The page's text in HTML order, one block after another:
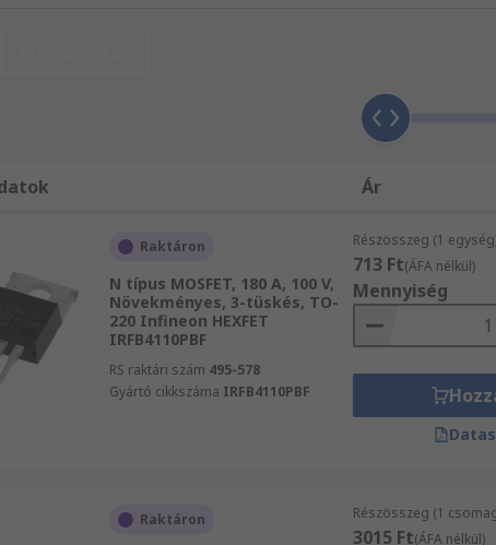
és bővítésiA lemeülési MOSFETek zárt kapcsolóként
esetén leáll.a továbbfejlesztett MOSFET-EK
N-csatornás vagy p-csatornás változatban kaphatók.
Ha feszültséget kap a kapu és a forrás érintkezői
A leeresztő és a forrás közötti ellenállás is változik.
ellenállás a csatornától a forrásig csökken.A teljesítmény
őket.
Ár
Raktáron
N típus MOSFET, 180 A, 100 V,
Növekményes, 3-tüskés, TO-
220 Infineon HEXFET
IRFB4110PBF
RS raktári szám 495-578
Gyártó cikkszáma IRFB4110PBF
Részösszeg (1
713 Ft(ÁFA nélkül)
Mennyiség
Raktáron Részösszeg (1
3015 Ft(ÁFA nélkül)